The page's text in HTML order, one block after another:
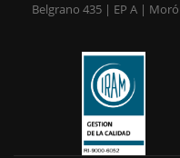
Belgrano 435 | EP A |